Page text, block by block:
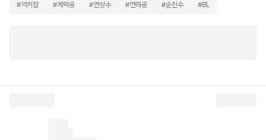
#역키잡 #계략공 #연상수 #연하공 #순진수 #BL